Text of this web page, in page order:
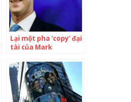
Lại một pha ‘copy’ đại
tài của Mark
sắp ra mắt ứng dụng
giống hệt Twitter,
mơ trở thành ‘quảng
trường số thứ hai’
của nước Mỹ